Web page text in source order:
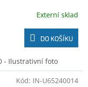
Externí sklad
DO KOŠÍKU
- Ilustrativní foto
Kód: IN-U65240014